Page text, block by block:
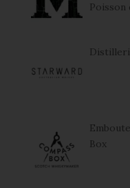
Poisson
Box